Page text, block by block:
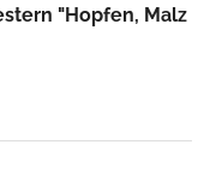
"Hopfen, Malz